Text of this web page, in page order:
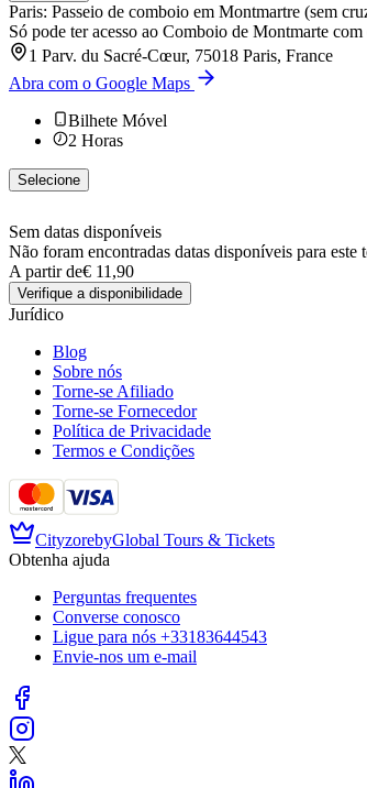
Paris: Passeio de comboio em Montmartre (sem
Só pode ter acesso ao Comboio de Montmarte
1 Parv. du Sacré-Cœur, 75018 Paris, France
Abra com o Google Maps
Bilhete Móvel
2 Horas
Selecione
Sem datas disponíveis
Não foram encontradas datas disponíveis para este
A partir de€ 11,90
Verifique a disponibilidade
Jurídico
Blog
Sobre nós
Torne-se Afiliado
Torne-se Fornecedor
Política de Privacidade
Termos e Condições
CityzorebyGlobal Tours & Tickets
Obtenha ajuda
Perguntas frequentes
Converse conosco
Ligue para nós +33183644543
Envie-nos um e-mail